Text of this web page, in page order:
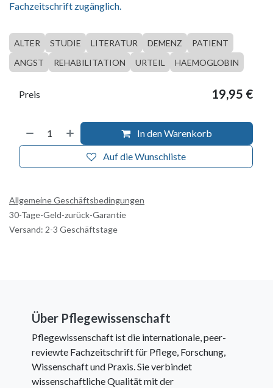
Fachzeitschrift zugänglich.
ALTER STUDIE LITERATUR DEMENZ
PATIENT
ANGST
REHABILITATION URTEIL HAEMOGLOBIN
In den Warenkorb
Auf die Wunschliste
Preis 19,95 €
Allgemeine Geschäftsbedingungen
30-Tage-Geld-zurück-Garantie
Versand: 2-3 Geschäftstage
Über Pflegewissenschaft
Pflegewissenschaft ist die internationale, peer-
reviewte Fachzeitschrift für Pflege, Forschung,
Wissenschaft und Praxis. Sie verbindet
wissenschaftliche Qualität mit der